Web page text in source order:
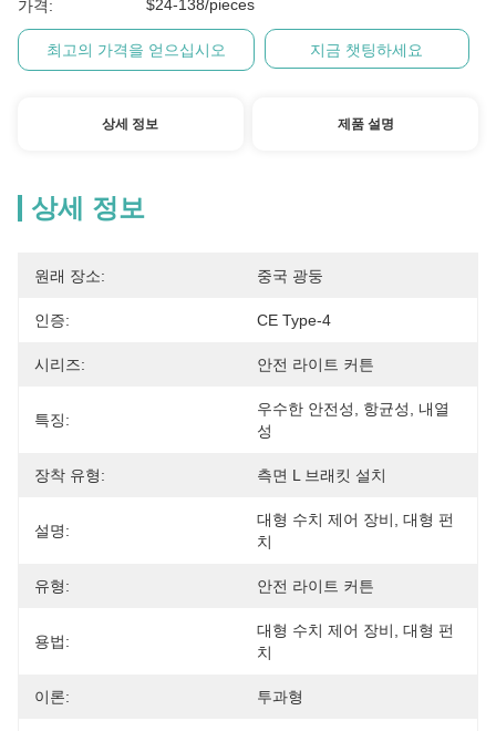
가격: $24-138/pieces
최고의 가격을 얻으십시오 지금 챗팅하세요
상세 정보 제품 설명
상세 정보
원래 장소: 중국 광둥
인증: CE Type-4
시리즈: 안전 라이트 커튼
특징:
우수한 안전성, 항균성, 내열
성
장착 유형: 측면 L 브래킷 설치
설명:
대형 수치 제어 장비, 대형 펀
치
유형: 안전 라이트 커튼
용법:
대형 수치 제어 장비, 대형 펀
치
이론: 투과형